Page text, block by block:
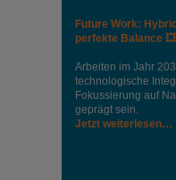
Future Work:
perfekte Balance 💥
Arbeiten im Jahr
technologische
Fokussierung auf
geprägt sein.
Jetzt weiterlesen…